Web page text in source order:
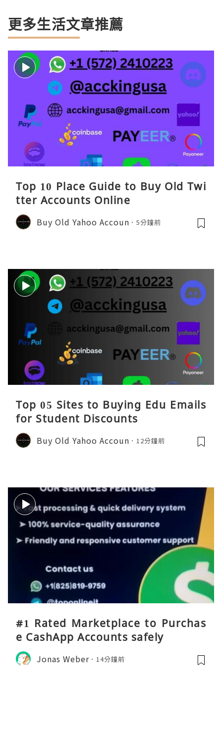
更多生活文章推薦
Top 10 Place Guide to Buy Old Twi
tter Accounts Online
Buy Old Yahoo Accoun 5分鐘前
Top 05 Sites to Buying Edu Emails
for Student Discounts
Buy Old Yahoo Accoun 12分鐘前
#1 Rated Marketplace to Purchas
e CashApp Accounts safely
Jonas Weber 14分鐘前